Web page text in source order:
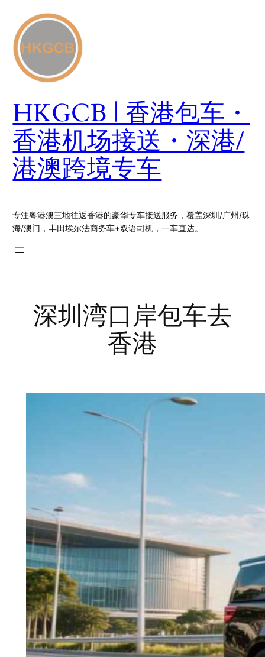
内
容
HKGCB | 香港包车・
香港机场接送・深港/
港澳跨境专车
专注粤港澳三地往返香港的豪华专车接送服务，覆盖深圳/广州/珠
海/澳门，丰田埃尔法商务车+双语司机，一车直达。
深圳湾口岸包车去
香港